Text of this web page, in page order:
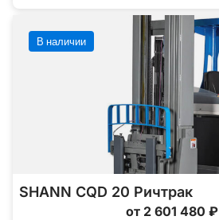
В наличии
SHANN CQD 20 Ричтрак
от 2 601 480 ₽